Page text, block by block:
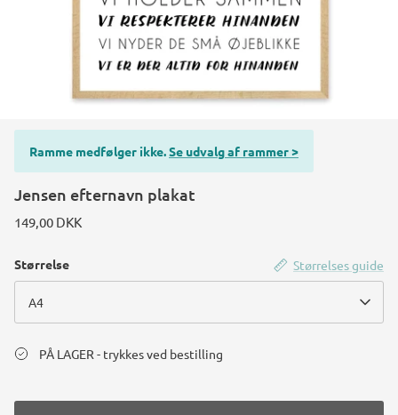
Konstruktions køretøj temafest
Rum temafest
Ramme medfølger ikke.Se udvalg af rammer >
Jensen efternavn plakat
149,00 DKK
Størrelses guide
Størrelse
A4
PÅ LAGER - trykkes ved bestilling